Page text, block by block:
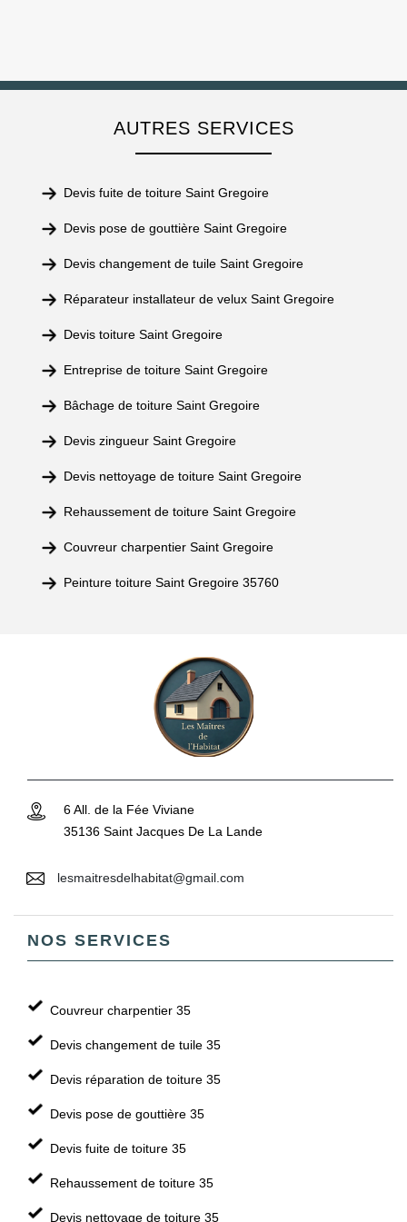
AUTRES SERVICES
Devis fuite de toiture Saint Gregoire
Devis pose de gouttière Saint Gregoire
Devis changement de tuile Saint Gregoire
Réparateur installateur de velux Saint Gregoire
Devis toiture Saint Gregoire
Entreprise de toiture Saint Gregoire
Bâchage de toiture Saint Gregoire
Devis zingueur Saint Gregoire
Devis nettoyage de toiture Saint Gregoire
Rehaussement de toiture Saint Gregoire
Couvreur charpentier Saint Gregoire
Peinture toiture Saint Gregoire 35760
6 All. de la Fée Viviane
35136 Saint Jacques De La Lande
lesmaitresdelhabitat@gmail.com
NOS SERVICES
Couvreur charpentier 35
Devis changement de tuile 35
Devis réparation de toiture 35
Devis pose de gouttière 35
Devis fuite de toiture 35
Rehaussement de toiture 35
Devis nettoyage de toiture 35